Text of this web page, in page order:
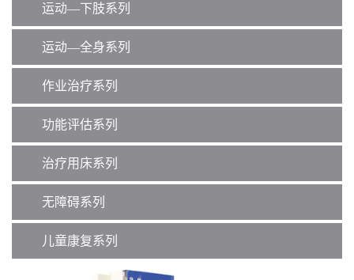
运动—下肢系列
运动—全身系列
作业治疗系列
功能评估系列
治疗用床系列
无障碍系列
儿童康复系列